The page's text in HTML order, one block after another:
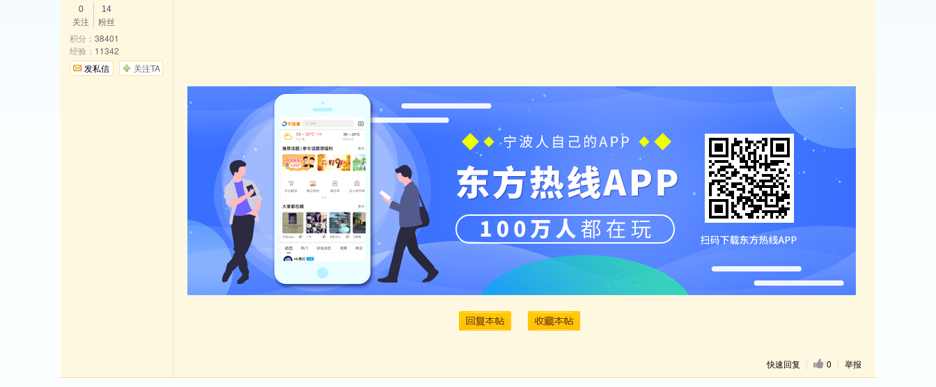
快速回复 | 0 | 举报
0
关注
14
粉丝
积分： 38401
经验： 11342
发私信
关注TA